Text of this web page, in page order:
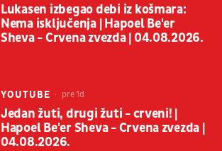
Lukasen izbegao debi iz košmara:
Nema isključenja | Hapoel Be'er
Sheva - Crvena zvezda | 04.08.2026.
YOUTUBE pre 1d
Jedan žuti, drugi žuti - crveni! |
Hapoel Be'er Sheva - Crvena zvezda |
04.08.2026.